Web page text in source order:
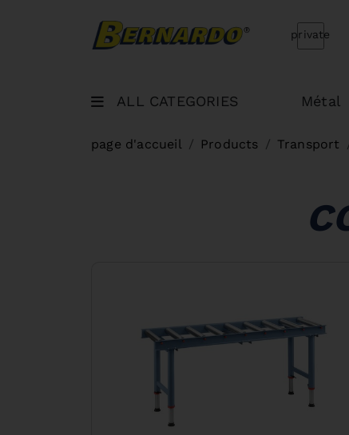
Bernardo Home
private
ALL CATEGORIES Métal
page d'accueil Products Transport